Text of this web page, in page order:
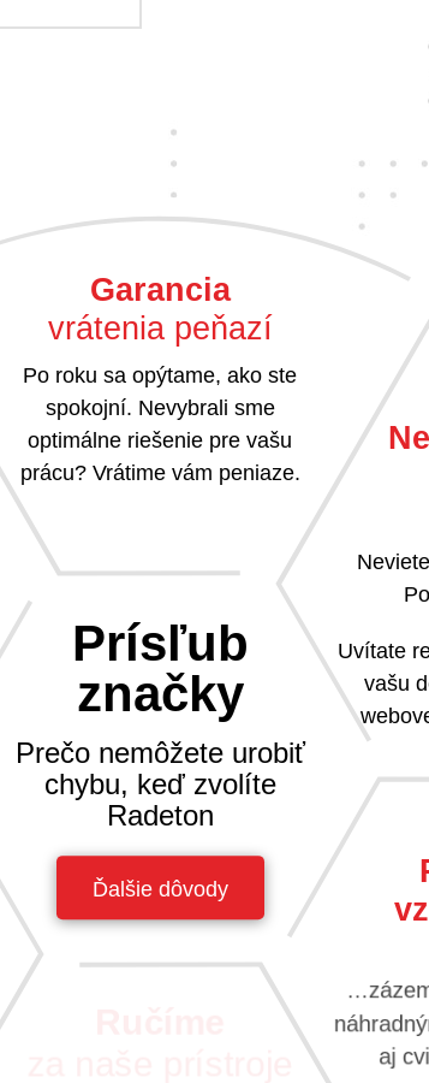
Prísľub
značky
Prečo nemôžete urobiť
chybu, keď zvolíte
Radeton
Ďalšie dôvody
Garancia
vrátenia peňazí
Po roku sa opýtame, ako ste
spokojní. Nevybrali sme
optimálne riešenie pre vašu
prácu? Vrátime vám peniaze.
Uvítate
vašu
aj